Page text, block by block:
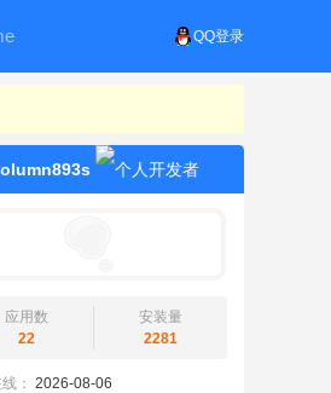
QQ登录
应用数
22
安装量
2281
： 2026-08-06